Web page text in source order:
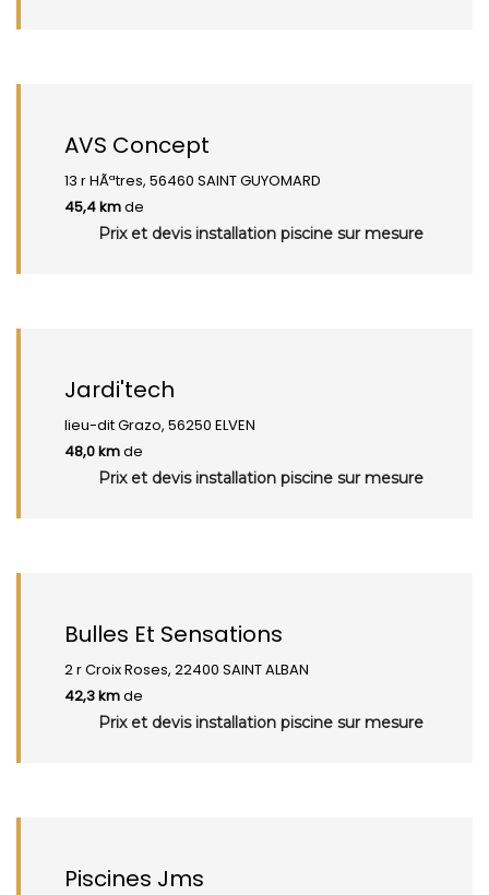
AVS Concept
13 r HÃªtres, 56460 SAINT GUYOMARD
45,4 kmde
Prix et devis installation piscine sur mesure
Jardi'tech
lieu-dit Grazo, 56250 ELVEN
48,0 kmde
Prix et devis installation piscine sur mesure
Bulles Et Sensations
2 r Croix Roses, 22400 SAINT ALBAN
42,3 kmde
Prix et devis installation piscine sur mesure
Piscines Jms